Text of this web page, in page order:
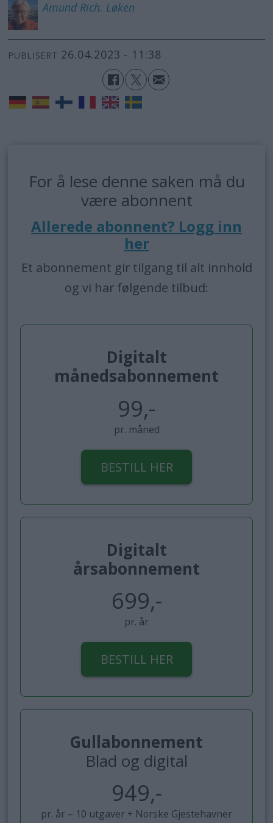
Amund Rich. Løken
PUBLISERT 26.04.2023 - 11:38
For å lese denne saken må du
være abonnent
Allerede abonnent? Logg inn
her
Et abonnement gir tilgang til alt innhold
og vi har følgende tilbud:
Digitalt
månedsabonnement
99,-
pr. måned
BESTILL HER
Digitalt
årsabonnement
699,-
pr. år
BESTILL HER
Gullabonnement
Blad og digital
949,-
pr. år – 10 utgaver + Norske Gjestehavner